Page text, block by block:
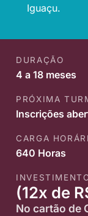
Iguaçu.
DURAÇÃO
4 a 18 meses
PRÓXIMA
Inscrições
CARGA
640 Horas
(12x de
No cartão de